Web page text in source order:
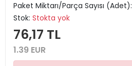
Paket Miktarı/Parça Sayısı (Adet):
Stok: Stokta yok
76,17 TL
1.39 EUR